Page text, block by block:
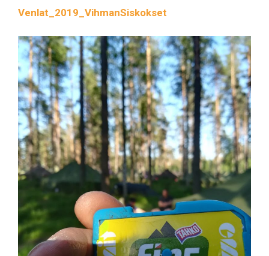
Venlat_2019_VihmanSiskokset